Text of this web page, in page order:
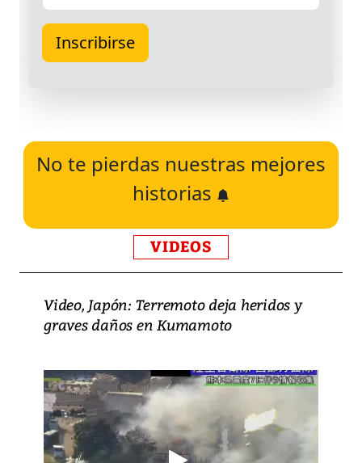
No te pierdas nuestras mejores
historias
VIDEOS
Video, Japón: Terremoto deja heridos y
graves daños en Kumamoto